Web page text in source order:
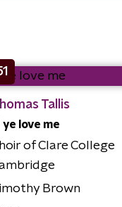
Tallis
ye love me
of Clare College
Brown